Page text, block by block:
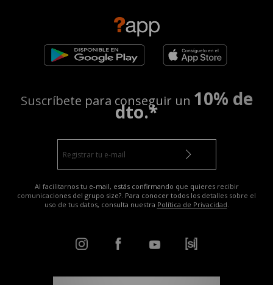
Suscríbete para conseguir un 10% de
dto.*
Al facilitarnos tu e-mail, estás confirmando que quieres recibir
comunicaciones del grupo size?. Para conocer todos los detalles sobre el
uso de tus datos, consulta nuestra Política de Privacidad.